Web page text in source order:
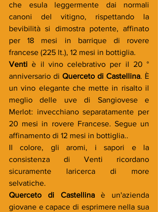
che esula leggermente dai normali
canoni del vitigno, rispettando la
bevibilità si dimostra potente, affinato
per 18 mesi in barrique di rovere
francese (225 lt.), 12 mesi in bottiglia.
Venti è il vino celebrativo per il 20 °
anniversario di Querceto di Castellina. È
un vino elegante che mette in risalto il
meglio delle uve di Sangiovese e
Merlot: invecchiano separatamente per
20 mesi in rovere Francese. Segue un
affinamento di 12 mesi in bottiglia..
Il colore, gli aromi, i sapori e la
consistenza di Venti ricordano
sicuramente laricerca di more
selvatiche.
Querceto di Castellina è un'azienda
giovane e capace di esprimere nella sua